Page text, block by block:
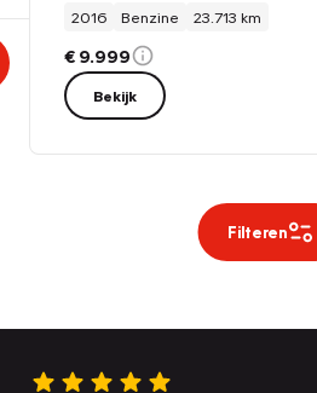
2016
Benzine 23.713 km
€ 9.999
Bekijk
Filteren